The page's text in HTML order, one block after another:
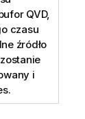
QVD,
czasu
źródło
i